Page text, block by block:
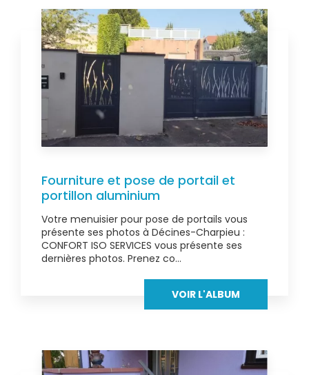
Fourniture et pose de portail et
portillon aluminium
Votre menuisier pour pose de portails vous
présente ses photos à Décines-Charpieu :
CONFORT ISO SERVICES vous présente ses
dernières photos. Prenez co...
VOIR L'ALBUM